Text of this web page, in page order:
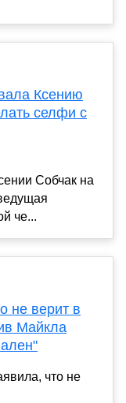
Ксению
селфи с
Собчак на
че...
не верит в
Майкла
что не